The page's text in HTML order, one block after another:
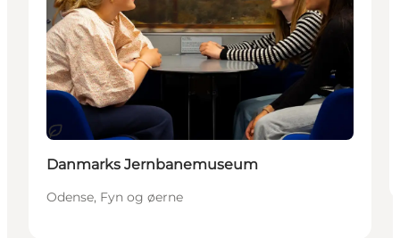
Bæredygtige oplevelser
Danmarks Jernbanemuseum
Odense, Fyn og øerne